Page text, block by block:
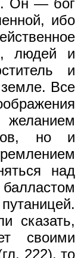
ибо
людей и
и
земле. Все
но и
над
сказать,
своими
222), то